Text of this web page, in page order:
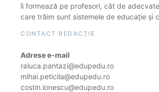
îi formează pe profesori, cât de
care trăim sunt sistemele de educație și
CONTACT REDACȚIE
Adrese e-mail
raluca.pantazi@edupedu.ro
mihai.peticila@edupedu.ro
costin.ionescu@edupedu.ro